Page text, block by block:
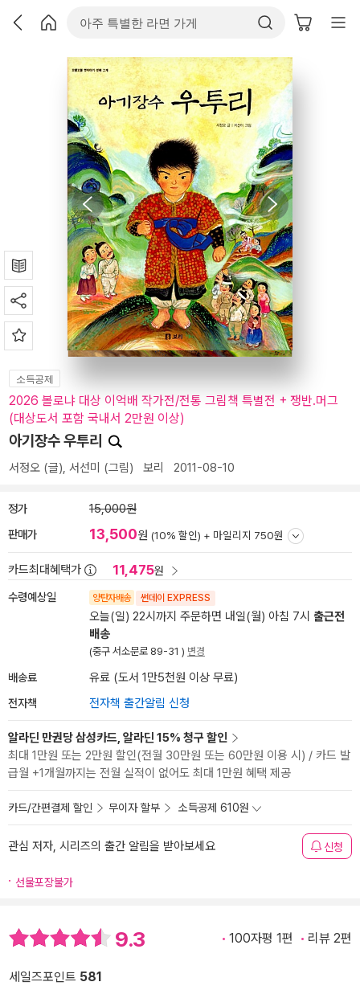
소득공제
2026 볼로냐 대상 이억배 작가전/전통 그림책 특별전 + 쟁반.머그
(대상도서 포함 국내서 2만원 이상)
아기장수 우투리
서정오 (글), 서선미 (그림) 보리 2011-08-10
정가 15,000원
판매가 13,500원 (10% 할인) + 마일리지 750원
카드최대혜택가 11,475원
수령예상일 양탄자배송 썬데이 EXPRESS
오늘(일) 22시까지 주문하면 내일(월) 아침 7시 출근전
배송
(중구 서소문로 89-31 ) 변경
배송료 유료 (도서 1만5천원 이상 무료)
전자책 전자책 출간알림 신청
알라딘 만권당 삼성카드, 알라딘 15% 청구 할인
최대 1만원 또는 2만원 할인(전월 30만원 또는 60만원 이용 시) / 카드 발
급월 +1개월까지는 전월 실적이 없어도 최대 1만원 혜택 제공
카드/간편결제 할인 무이자 할부 소득공제 610원
관심 저자, 시리즈의 출간 알림을 받아보세요 신청
선물포장불가
9.3 100자평 1편 리뷰 2편
세일즈포인트 581